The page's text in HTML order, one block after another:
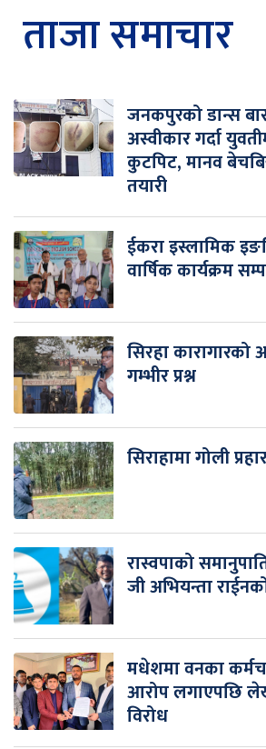
ताजा समाचार
जनकपुरको डान्स
अस्वीकार गर्दा
कुटपिट, मानव
तयारी
ईकरा इस्लामिक
वार्षिक कार्यक्रम
सिरहा कारागारको
गम्भीर प्रश्न
सिराहामा गोली
रास्वपाको
जी अभियन्ता
मधेशमा वनका
आरोप लगाएपछि
विरोध